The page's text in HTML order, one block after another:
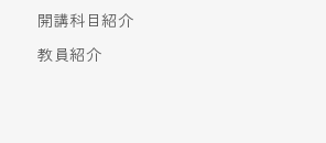
開講科目紹介
教員紹介